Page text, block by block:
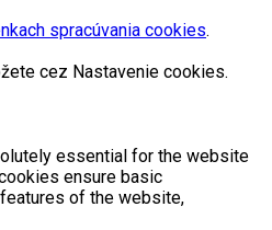
spracúvania cookies.
cez Nastavenie cookies.
essential for the website
ensure basic
of the website,